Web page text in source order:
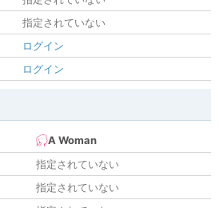
指定されていない
ログイン
ログイン
A Woman
指定されていない
指定されていない